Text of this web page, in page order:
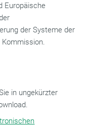
Europäische
der Systeme der
Kommission.
in ungekürzter